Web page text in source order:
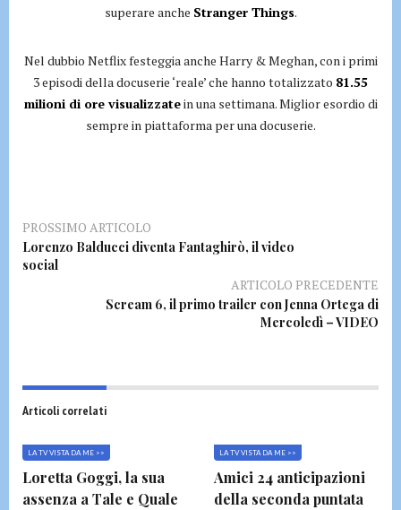
superare anche Stranger Things.
Nel dubbio Netflix festeggia anche Harry & Meghan, con i primi
3 episodi della docuserie ‘reale’ che hanno totalizzato 81.55
milioni di ore visualizzatein una settimana. Miglior esordio di
sempre in piattaforma per una docuserie.
PROSSIMO ARTICOLO
Lorenzo Balducci diventa Fantaghirò, il video
social
ARTICOLO PRECEDENTE
Scream 6, il primo trailer con Jenna Ortega di
Mercoledì – VIDEO
Articoli correlati
LA TV VISTA DA ME >>
Loretta Goggi, la sua
assenza a Tale e Quale
LA TV VISTA DA ME >>
Amici 24 anticipazioni
della seconda puntata